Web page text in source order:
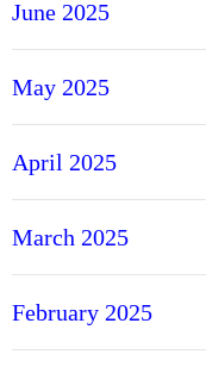
June 2025
May 2025
April 2025
March 2025
February 2025